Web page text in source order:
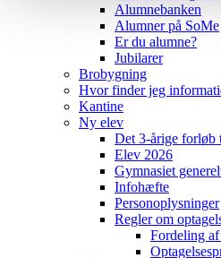
Alumnebanken
Alumner på SoMe
Er du alumne?
Jubilarer
Brobygning
Hvor finder jeg
Kantine
Ny elev
Det 3-årige forløb
Elev 2026
Gymnasiet
Infohæfte
Personoplysninger
Regler om
Fordeling